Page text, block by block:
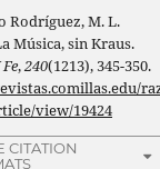
Rodríguez, M. L.
Música, sin Kraus.
,240(1213), 345-350.
view/19424
CITATION